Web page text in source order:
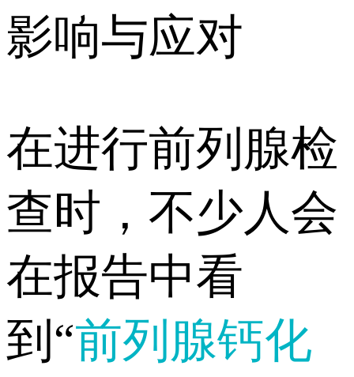
影响与应对
在进行前列腺检
查时，不少人会
在报告中看
到“前列腺钙化